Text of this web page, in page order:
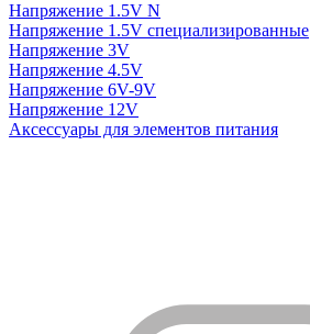
Напряжение 1.5V N
Напряжение 1.5V специализированные
Напряжение 3V
Напряжение 4.5V
Напряжение 6V-9V
Напряжение 12V
Аксессуары для элементов питания